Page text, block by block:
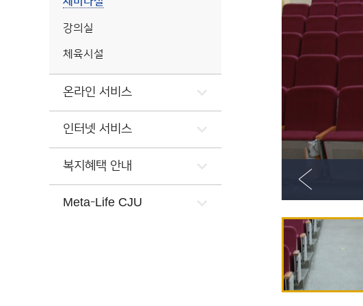
강의실
체육시설
온라인 서비스
인터넷 서비스
복지혜택 안내
Meta-Life CJU